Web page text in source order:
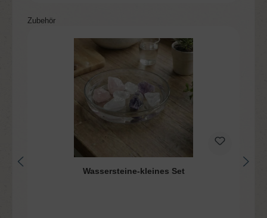
Produktgalerie überspringen
Zubehör
Wassersteine-kleines Set